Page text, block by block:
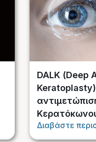
DALK (Deep
Keratoplasty)
Διαβάστε